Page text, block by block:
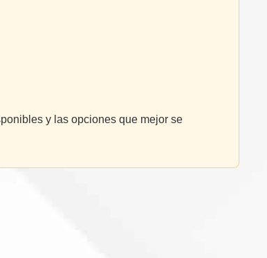
y las opciones que mejor se